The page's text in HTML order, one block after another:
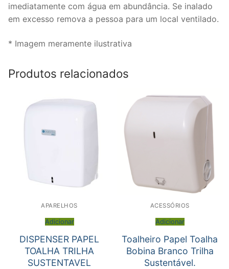
imediatamente com água em abundância. Se inalado
em excesso remova a pessoa para um local ventilado.
* Imagem meramente ilustrativa
Produtos relacionados
APARELHOS
Adicionar
DISPENSER PAPEL
TOALHA TRILHA
SUSTENTAVEL
ACESSÓRIOS
Adicionar
Toalheiro Papel Toalha
Bobina Branco Trilha
Sustentável.